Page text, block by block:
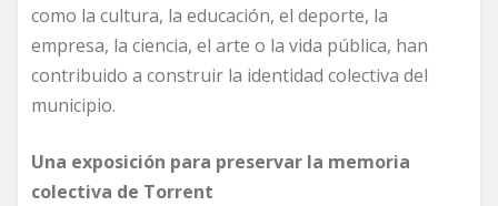
como la cultura, la educación, el deporte, la
empresa, la ciencia, el arte o la vida pública, han
contribuido a construir la identidad colectiva del
municipio.
Una exposición para preservar la memoria
colectiva de Torrent